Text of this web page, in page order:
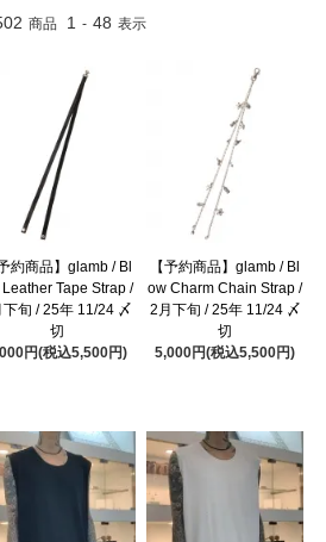
商品 1 - 48 表示
予約商品】glamb / Bl
Tape Strap /
下旬 / 25年 11/24 〆
切
円(税込5,500円)
【予約商品】glamb / Bl
ow Charm Chain Strap /
2月下旬 / 25年 11/24 〆
切
5,000円(税込5,500円)